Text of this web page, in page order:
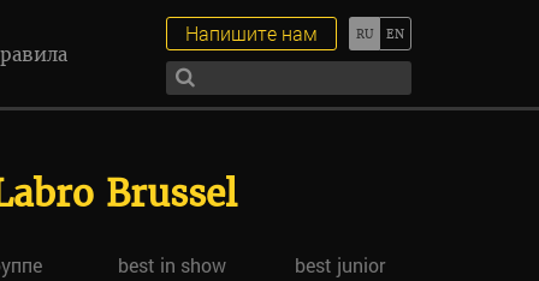
Напишите нам
Brussel
best in show
best junior